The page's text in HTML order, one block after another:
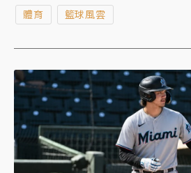
體育 籃球風雲